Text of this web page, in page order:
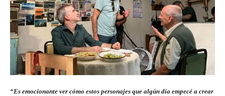
“Es emocionante ver cómo estos personajes que algún día empecé a crear